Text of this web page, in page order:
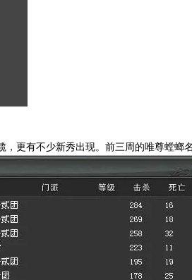
更有不少新秀出现。前三周的唯尊螳螂